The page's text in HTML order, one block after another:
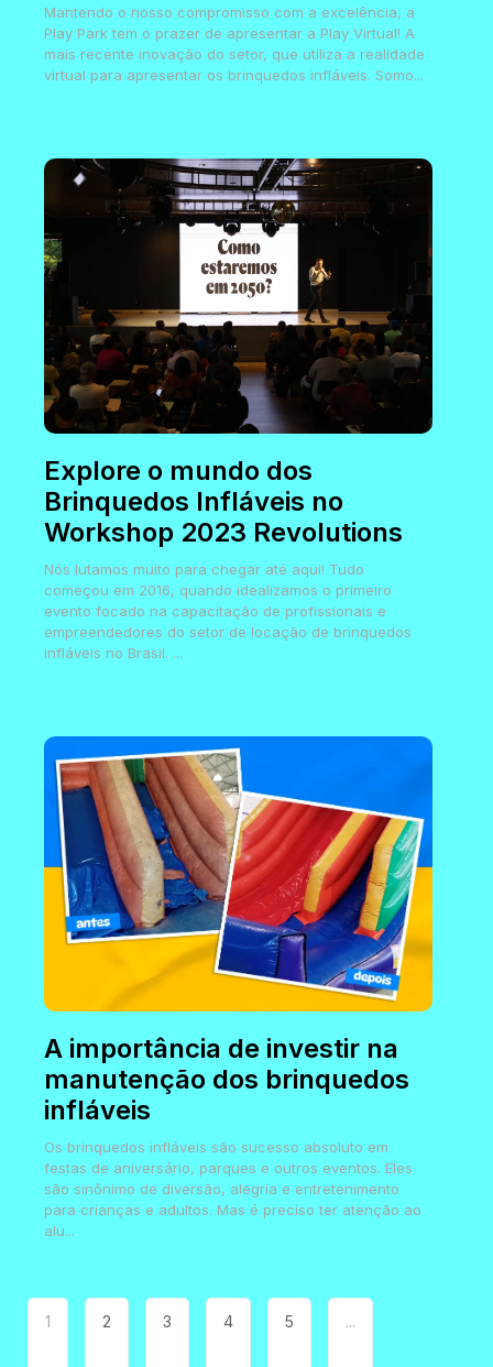
Mantendo o nosso compromisso com a excelência, a
Play Park tem o prazer de apresentar a Play Virtual! A
mais recente inovação do setor, que utiliza a realidade
virtual para apresentar os brinquedos infláveis. Somo...
Explore o mundo dos
Brinquedos Infláveis no
Workshop 2023 Revolutions
Nós lutamos muito para chegar até aqui! Tudo
começou em 2016, quando idealizamos o primeiro
evento focado na capacitação de profissionais e
empreendedores do setor de locação de brinquedos
infláveis no Brasil. ...
A importância de investir na
manutenção dos brinquedos
infláveis
Os brinquedos infláveis são sucesso absoluto em
festas de aniversário, parques e outros eventos. Eles
são sinônimo de diversão, alegria e entretenimento
para crianças e adultos. Mas é preciso ter atenção ao
alu...
1 2 3 4 5 ...